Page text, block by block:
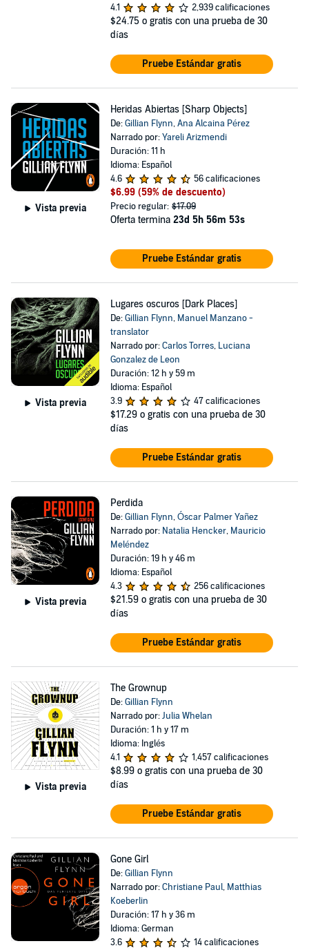
4.1
2,939 calificaciones
$24.75 o gratis con una prueba de 30
días
Pruebe Estándar gratis
Vista previa
Heridas Abiertas [Sharp Objects]
De:Gillian Flynn,Ana Alcaina Pérez
Narrado por:Yareli Arizmendi
Duración: 11 h
Idioma: Español
4.6
56 calificaciones
$6.99 (59% de descuento)
Precio regular: $17.09
Oferta termina 23d 5h 56m 53s
Pruebe Estándar gratis
Vista previa
Lugares oscuros [Dark Places]
De:Gillian Flynn, Manuel Manzano -
translator
Narrado por:Carlos Torres, Luciana
Gonzalez de Leon
Duración: 12 h y 59 m
Idioma: Español
3.9
47 calificaciones
$17.29 o gratis con una prueba de 30
días
Pruebe Estándar gratis
Vista previa
Perdida
De:Gillian Flynn,Óscar Palmer Yañez
Narrado por: Natalia Hencker, Mauricio
Meléndez
Duración: 19 h y 46 m
Idioma: Español
4.3
256 calificaciones
$21.59 o gratis con una prueba de 30
días
Pruebe Estándar gratis
Vista previa
The Grownup
De:Gillian Flynn
Narrado por:Julia Whelan
Duración: 1 h y 17 m
Idioma: Inglés
4.1
1,457 calificaciones
$8.99 o gratis con una prueba de 30
días
Pruebe Estándar gratis
Gone Girl
De:Gillian Flynn
Narrado por:Christiane Paul, Matthias
Koeberlin
Duración: 17 h y 36 m
Idioma: German
3.6
14 calificaciones